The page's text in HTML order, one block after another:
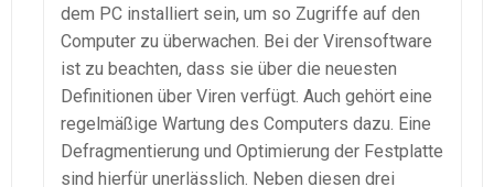
dem PC installiert sein, um so Zugriffe auf den
Computer zu überwachen. Bei der Virensoftware
ist zu beachten, dass sie über die neuesten
Definitionen über Viren verfügt. Auch gehört eine
regelmäßige Wartung des Computers dazu. Eine
Defragmentierung und Optimierung der Festplatte
sind hierfür unerlässlich. Neben diesen drei